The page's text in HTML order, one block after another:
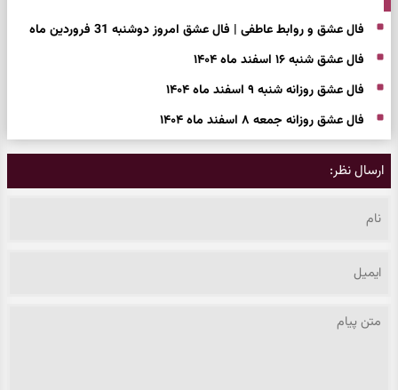
فال عشق و روابط عاطفی | فال عشق امروز دوشنبه 31 فروردین ماه
فال عشق شنبه ۱۶ اسفند ماه ۱۴۰۴
فال عشق روزانه شنبه ۹ اسفند ماه ۱۴۰۴
فال عشق روزانه جمعه ۸ اسفند ماه ۱۴۰۴
ارسال نظر: